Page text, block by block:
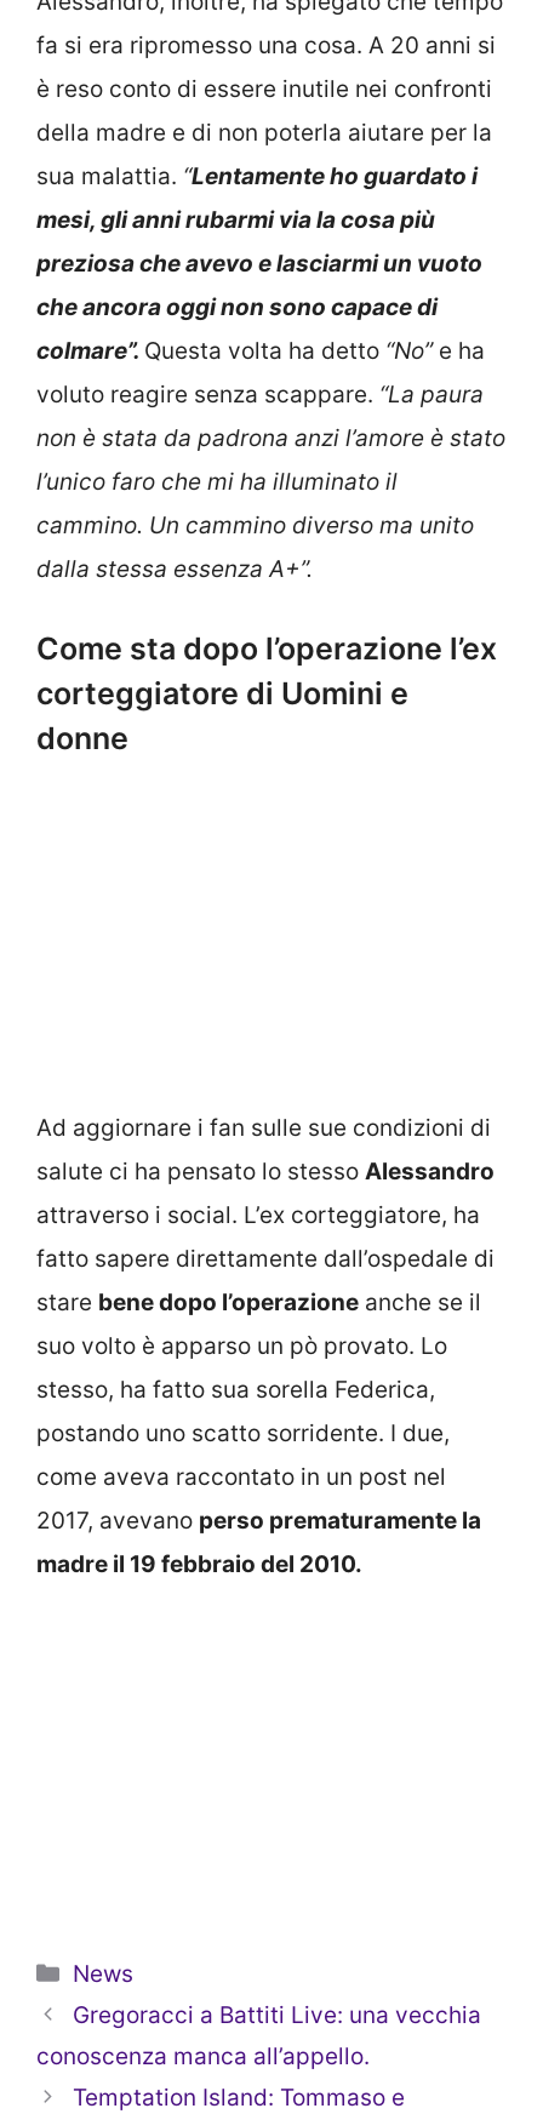
fa si era ripromesso una cosa. A 20 anni si
è reso conto di essere inutile nei confronti
della madre e di non poterla aiutare per la
sua malattia. “Lentamente ho guardato i
mesi, gli anni rubarmi via la cosa più
preziosa che avevo e lasciarmi un vuoto
che ancora oggi non sono capace di
colmare”. Questa volta ha detto “No”e ha
voluto reagire senza scappare. “La paura
non è stata da padrona anzi l’amore è stato
l’unico faro che mi ha illuminato il
cammino. Un cammino diverso ma unito
dalla stessa essenza A+”.
Come sta dopo l’operazione l’ex
corteggiatore di Uomini e
donne
Ad aggiornare i fan sulle sue condizioni di
salute ci ha pensato lo stesso Alessandro
attraverso i social. L’ex corteggiatore, ha
fatto sapere direttamente dall’ospedale di
stare bene dopo l’operazione anche se il
suo volto è apparso un pò provato. Lo
stesso, ha fatto sua sorella Federica,
postando uno scatto sorridente. I due,
come aveva raccontato in un post nel
2017, avevano perso prematuramente la
madre il 19 febbraio del 2010.
Categorie
News
Gregoracci a Battiti Live: una vecchia
conoscenza manca all’appello.
Temptation Island: Tommaso e